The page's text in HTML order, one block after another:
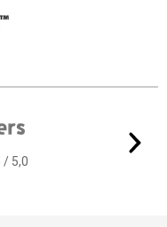
/ 5,0